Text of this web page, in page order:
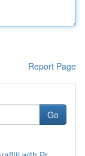
Report Page
Go